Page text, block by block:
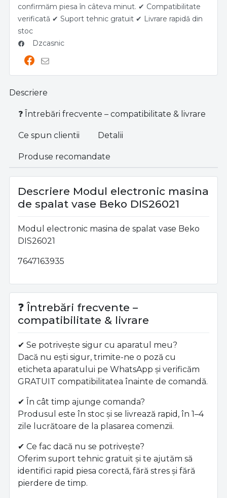
confirmăm piesa în câteva minut. ✔ Compatibilitate
verificată ✔ Suport tehnic gratuit ✔ Livrare rapidă din
stoc
Dzcasnic
Descriere
❓ Întrebări frecvente – compatibilitate & livrare
Ce spun clientii Detalii
Produse recomandate
Descriere Modul electronic masina
de spalat vase Beko DIS26021
Modul electronic masina de spalat vase Beko
DIS26021
7647163935
❓ Întrebări frecvente –
compatibilitate & livrare
✔ Se potrivește sigur cu aparatul meu?
Dacă nu ești sigur, trimite-ne o poză cu
eticheta aparatului pe WhatsApp și verificăm
GRATUIT compatibilitatea înainte de comandă.
✔ În cât timp ajunge comanda?
Produsul este în stoc și se livrează rapid, în 1–4
zile lucrătoare de la plasarea comenzii.
✔ Ce fac dacă nu se potrivește?
Oferim suport tehnic gratuit și te ajutăm să
identifici rapid piesa corectă, fără stres și fără
pierdere de timp.